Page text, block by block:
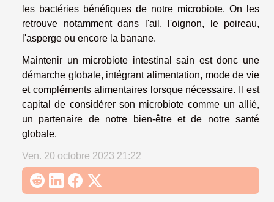
les bactéries bénéfiques de notre microbiote. On les
retrouve notamment dans l'ail, l'oignon, le poireau,
l'asperge ou encore la banane.
Maintenir un microbiote intestinal sain est donc une
démarche globale, intégrant alimentation, mode de vie
et compléments alimentaires lorsque nécessaire. Il est
capital de considérer son microbiote comme un allié,
un partenaire de notre bien-être et de notre santé
globale.
Ven. 20 octobre 2023 21:22